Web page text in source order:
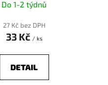
Do 1-2 týdnů
27 Kč bez DPH
33 Kč / ks
DETAIL